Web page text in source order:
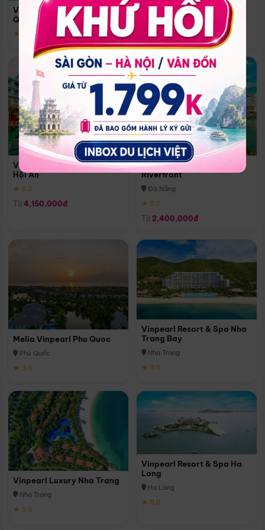
Vinpearl Resort & Spa Phu
Quoc
★ 5.0
Quoc
Phú Quốc
★ 5.0
Vinpearl Resort & Golf Nam
Hội An
★ 5.0
Từ 4,150,000đ
Melia Vinpearl Danang
Riverfront
Đà Nẵng
★ 5.0
Từ 2,400,000đ
Melia Vinpearl Phu Quoc
Phú Quốc
★ 5.0
Vinpearl Resort & Spa Nha
Trang Bay
Nha Trang
★ 5.0
Vinpearl Luxury Nha Trang
Nha Trang
★ 5.0
Vinpearl Resort & Spa Ha
Long
Hạ Long
★ 5.0